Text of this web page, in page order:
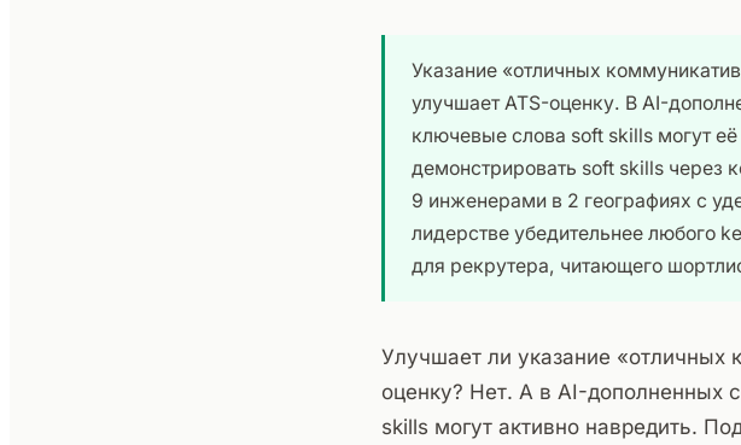
Указание «отличных
улучшает ATS-оценку. В AI-
ключевые слова soft skills могут
демонстрировать soft skills через
9 инженерами в 2 географиях с
лидерстве убедительнее любого
для рекрутера, читающего
Улучшает ли указание
оценку? Нет. А в AI-дополненных
skills могут активно навредить.